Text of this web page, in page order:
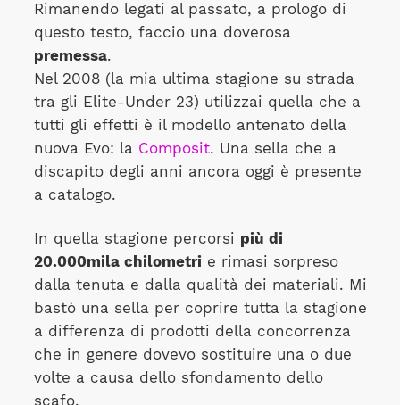
Rimanendo legati al passato, a prologo di
questo testo, faccio una doverosa
premessa.
Nel 2008 (la mia ultima stagione su strada
tra gli Elite-Under 23) utilizzai quella che a
tutti gli effetti è il modello antenato della
nuova Evo: la Composit. Una sella che a
discapito degli anni ancora oggi è presente
a catalogo.
In quella stagione percorsi più di
20.000mila chilometrie rimasi sorpreso
dalla tenuta e dalla qualità dei materiali. Mi
bastò una sella per coprire tutta la stagione
a differenza di prodotti della concorrenza
che in genere dovevo sostituire una o due
volte a causa dello sfondamento dello
scafo.